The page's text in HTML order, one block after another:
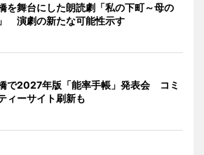
を舞台にした朗読劇「私の下町～母の
演劇の新たな可能性示す
で2027年版「能率手帳」発表会 コミ
ィーサイト刷新も